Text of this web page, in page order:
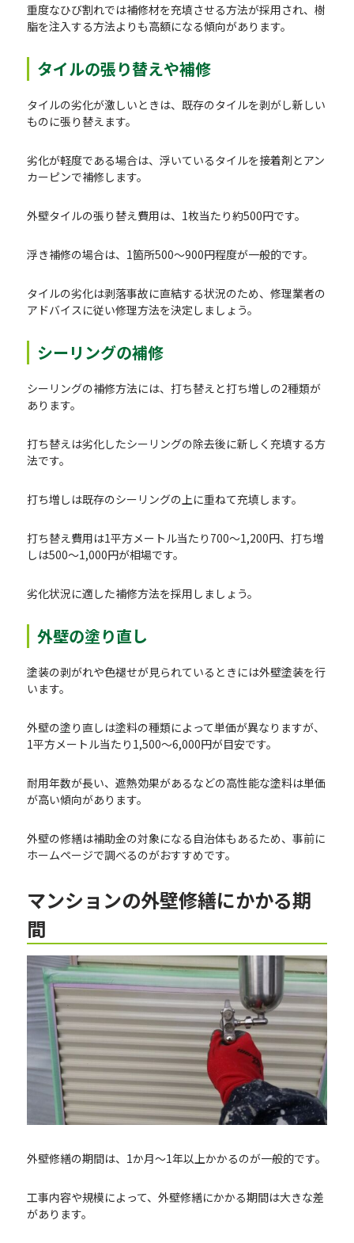
重度なひび割れでは補修材を充填させる方法が採用され、樹
脂を注入する方法よりも高額になる傾向があります。
タイルの張り替えや補修
タイルの劣化が激しいときは、既存のタイルを剥がし新しい
ものに張り替えます。
劣化が軽度である場合は、浮いているタイルを接着剤とアン
カーピンで補修します。
外壁タイルの張り替え費用は、1枚当たり約500円です。
浮き補修の場合は、1箇所500～900円程度が一般的です。
タイルの劣化は剥落事故に直結する状況のため、修理業者の
アドバイスに従い修理方法を決定しましょう。
シーリングの補修
シーリングの補修方法には、打ち替えと打ち増しの2種類が
あります。
打ち替えは劣化したシーリングの除去後に新しく充填する方
法です。
打ち増しは既存のシーリングの上に重ねて充填します。
打ち替え費用は1平方メートル当たり700～1,200円、打ち増
しは500～1,000円が相場です。
劣化状況に適した補修方法を採用しましょう。
外壁の塗り直し
塗装の剥がれや色褪せが見られているときには外壁塗装を行
います。
外壁の塗り直しは塗料の種類によって単価が異なりますが、
1平方メートル当たり1,500～6,000円が目安です。
耐用年数が長い、遮熱効果があるなどの高性能な塗料は単価
が高い傾向があります。
外壁の修繕は補助金の対象になる自治体もあるため、事前に
ホームページで調べるのがおすすめです。
マンションの外壁修繕にかかる期
間
外壁修繕の期間は、1か月～1年以上かかるのが一般的です。
工事内容や規模によって、外壁修繕にかかる期間は大きな差
があります。